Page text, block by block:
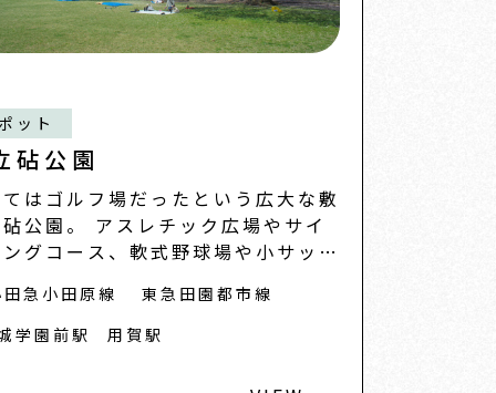
ット
砧公園
はゴルフ場だったという広大な敷
公園。 アスレチック広場やサイ
グコース、軟式野球場や小サッカ
田急小田原線
東急田園都市線
学園前駅
用賀駅